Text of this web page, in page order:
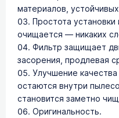
материалов,
Простота
очищается — никаких
Фильтр защищает
засорения, продлевая
Улучшение
остаются внутри
становится заметно
Оригинальность.